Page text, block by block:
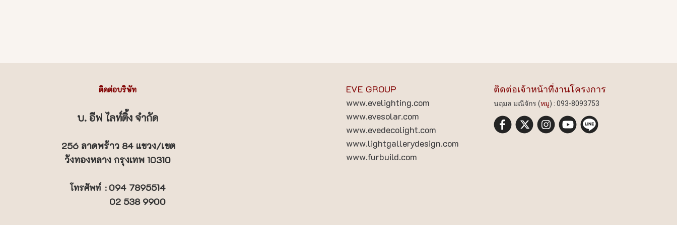
ติดต่อบริษัท
บ. อีฟ ไลท์ติ้ง จำกัด
256 ลาดพร้าว 84 แขวง/เขต
วังทองหลาง กรุงเทพ 10310
โทรศัพท์: 094 7895514
02 538 9900
EVE GROUP
www.evelighting.com
www.evesolar.com
www.evedecolight.com
www.lightgallerydesign.com
www.furbuild.com
ติดต่อเจ้าหน้าที่งานโครงการ
นฤมล มณีจักร (หมู) : 093-8093753